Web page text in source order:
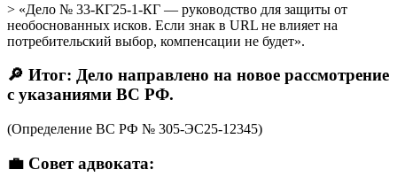
> «Дело № 33-КГ25-1-КГ — руководство для защиты от
необоснованных исков. Если знак в URL не влияет на
потребительский выбор, компенсации не будет».
🔎 Итог: Дело направлено на новое рассмотрение
с указаниями ВС РФ.
(Определение ВС РФ № 305-ЭС25-12345)
💼 Совет адвоката: